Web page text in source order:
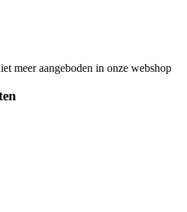
meer aangeboden in onze webshop